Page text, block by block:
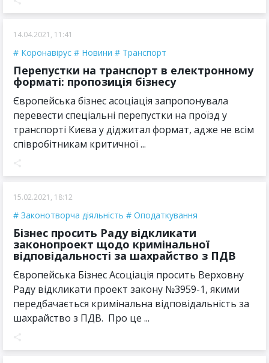
14.04.2021, 11:41
Коронавірус Новини Транспорт
Перепустки на транспорт в електронному
форматі: пропозиція бізнесу
Європейська бізнес асоціація запропонувала
перевести спеціальні перепустки на проїзд у
транспорті Києва у діджитал формат, адже не всім
співробітникам критичної ...
15.02.2021, 18:12
Законотворча діяльність Оподаткування
Бізнес просить Раду відкликати
законопроект щодо кримінальної
відповідальності за шахрайство з ПДВ
Європейська Бізнес Асоціація просить Верховну
Раду відкликати проект закону №3959-1, якими
передбачається кримінальна відповідальність за
шахрайство з ПДВ. Про це ...